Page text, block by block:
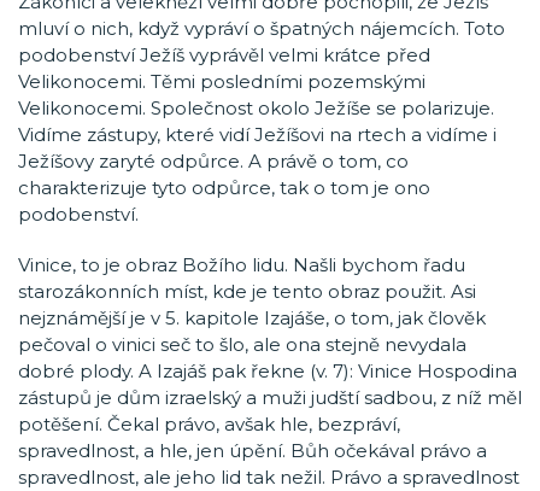
mluví o nich, když vypráví o špatných nájemcích. Toto
podobenství Ježíš vyprávěl velmi krátce před
Velikonocemi. Těmi posledními pozemskými
Velikonocemi. Společnost okolo Ježíše se polarizuje.
Vidíme zástupy, které vidí Ježíšovi na rtech a vidíme i
Ježíšovy zaryté odpůrce. A právě o tom, co
charakterizuje tyto odpůrce, tak o tom je ono
podobenství.
Vinice, to je obraz Božího lidu. Našli bychom řadu
starozákonních míst, kde je tento obraz použit. Asi
nejznámější je v 5. kapitole Izajáše, o tom, jak člověk
pečoval o vinici seč to šlo, ale ona stejně nevydala
dobré plody. A Izajáš pak řekne (v. 7): Vinice Hospodina
zástupů je dům izraelský a muži judští sadbou, z níž měl
potěšení. Čekal právo, avšak hle, bezpráví,
spravedlnost, a hle, jen úpění. Bůh očekával právo a
spravedlnost, ale jeho lid tak nežil. Právo a spravedlnost